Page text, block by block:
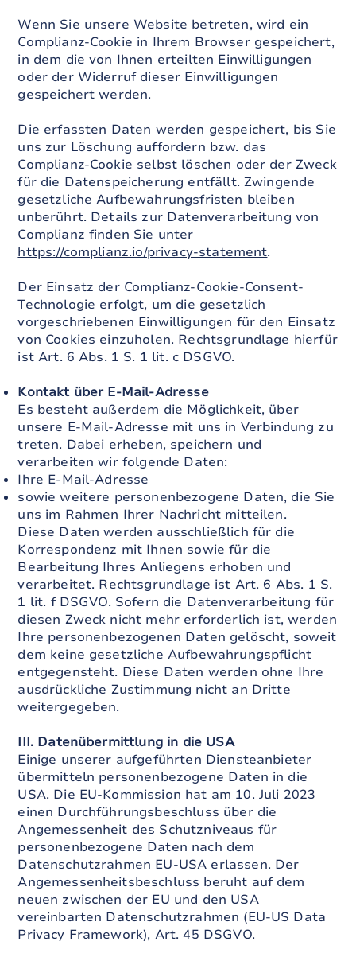
Wenn Sie unsere Website betreten, wird ein
Complianz-Cookie in Ihrem Browser gespeichert,
in dem die von Ihnen erteilten Einwilligungen
oder der Widerruf dieser Einwilligungen
gespeichert werden.
Die erfassten Daten werden gespeichert, bis Sie
uns zur Löschung auffordern bzw. das
Complianz-Cookie selbst löschen oder der Zweck
für die Datenspeicherung entfällt. Zwingende
gesetzliche Aufbewahrungsfristen bleiben
unberührt. Details zur Datenverarbeitung von
Complianz finden Sie unter
https://complianz.io/privacy-statement.
Der Einsatz der Complianz-Cookie-Consent-
Technologie erfolgt, um die gesetzlich
vorgeschriebenen Einwilligungen für den Einsatz
von Cookies einzuholen. Rechtsgrundlage hierfür
ist Art. 6 Abs. 1 S. 1 lit. c DSGVO.
Kontakt über E-Mail-Adresse
Es besteht außerdem die Möglichkeit, über
unsere E-Mail-Adresse mit uns in Verbindung zu
treten. Dabei erheben, speichern und
verarbeiten wir folgende Daten:
Ihre E-Mail-Adresse
sowie weitere personenbezogene Daten, die Sie
uns im Rahmen Ihrer Nachricht mitteilen.
Diese Daten werden ausschließlich für die
Korrespondenz mit Ihnen sowie für die
Bearbeitung Ihres Anliegens erhoben und
verarbeitet. Rechtsgrundlage ist Art. 6 Abs. 1 S.
1 lit. f DSGVO. Sofern die Datenverarbeitung für
diesen Zweck nicht mehr erforderlich ist, werden
Ihre personenbezogenen Daten gelöscht, soweit
dem keine gesetzliche Aufbewahrungspflicht
entgegensteht. Diese Daten werden ohne Ihre
ausdrückliche Zustimmung nicht an Dritte
weitergegeben.
III. Datenübermittlung in die USA
Einige unserer aufgeführten Diensteanbieter
übermitteln personenbezogene Daten in die
USA. Die EU-Kommission hat am 10. Juli 2023
einen Durchführungsbeschluss über die
Angemessenheit des Schutzniveaus für
personenbezogene Daten nach dem
Datenschutzrahmen EU-USA erlassen. Der
Angemessenheitsbeschluss beruht auf dem
neuen zwischen der EU und den USA
vereinbarten Datenschutzrahmen (EU-US Data
Privacy Framework), Art. 45 DSGVO.